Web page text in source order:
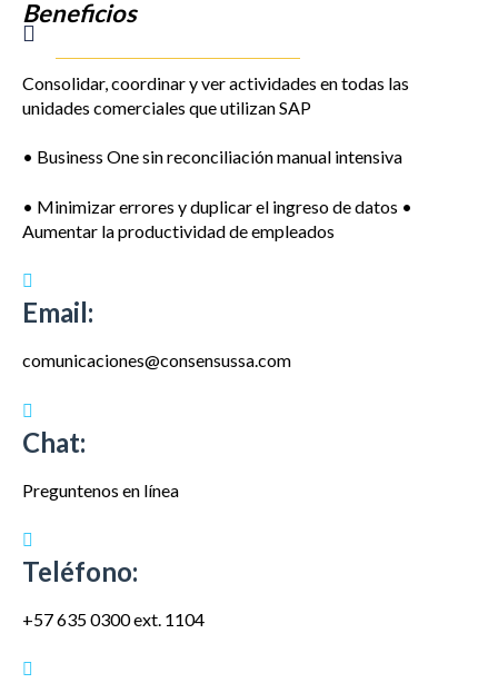
Beneficios
Consolidar, coordinar y ver actividades en todas las
unidades comerciales que utilizan SAP
• Business One sin reconciliación manual intensiva
• Minimizar errores y duplicar el ingreso de datos •
Aumentar la productividad de empleados
Email:
comunicaciones@consensussa.com
Chat:
Preguntenos en línea
Teléfono:
+57 635 0300 ext. 1104